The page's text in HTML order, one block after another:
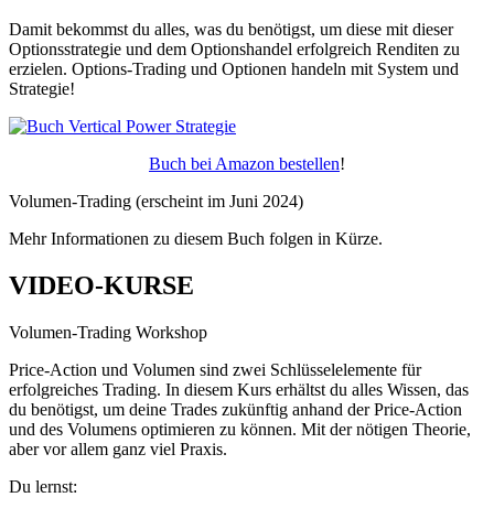
Damit bekommst du alles, was du benötigst, um diese mit dieser
Optionsstrategie und dem Optionshandel erfolgreich Renditen zu
erzielen. Options-Trading und Optionen handeln mit System und
Strategie!
Buch bei Amazon bestellen!
Volumen-Trading (erscheint im Juni 2024)
Mehr Informationen zu diesem Buch folgen in Kürze.
VIDEO-KURSE
Volumen-Trading Workshop
Price-Action und Volumen sind zwei Schlüsselelemente für
erfolgreiches Trading. In diesem Kurs erhältst du alles Wissen, das
du benötigst, um deine Trades zukünftig anhand der Price-Action
und des Volumens optimieren zu können. Mit der nötigen Theorie,
aber vor allem ganz viel Praxis.
Du lernst: